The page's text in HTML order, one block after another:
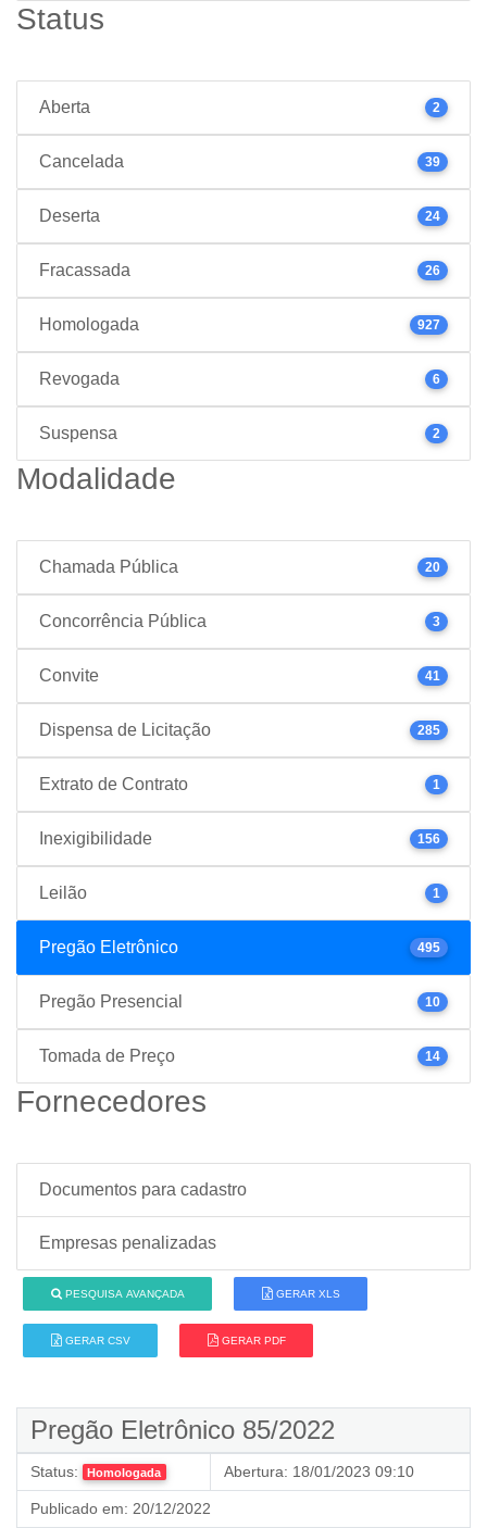
Status
Aberta 2
Cancelada 39
Deserta 24
Fracassada 26
Homologada 927
Revogada 6
Suspensa 2
Modalidade
Chamada Pública 20
Concorrência Pública 3
Convite 41
Dispensa de Licitação 285
Extrato de Contrato 1
Inexigibilidade 156
Leilão 1
Pregão Eletrônico 495
Pregão Presencial 10
Tomada de Preço 14
Fornecedores
Documentos para cadastro
Empresas penalizadas
PESQUISA AVANÇADA GERAR XLS
GERAR CSV GERAR PDF
Pregão Eletrônico 85/2022
Status: Homologada Abertura: 18/01/2023 09:10
Publicado em: 20/12/2022